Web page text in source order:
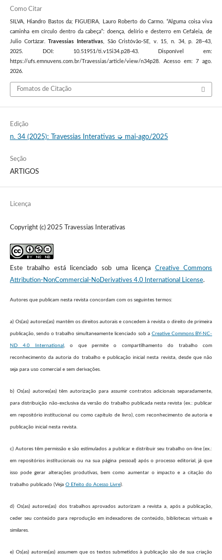
Como Citar
SILVA, Hiandro Bastos da; FIGUEIRA, Lauro Roberto do Carmo. “Alguma coisa viva
caminha em círculo dentro da cabeça”: doença, delírio e desterro em Cefaleia, de
Julio Cortázar.
Travessias Interativas, São Cristóvão-SE, v. 15, n. 34, p. 28–43,
2025. DOI: 10.51951/ti.v15i34.p28-43. Disponível em:
https://ufs.emnuvens.com.br/Travessias/article/view/n34p28. Acesso em: 7 ago.
2026.
Fomatos de Citação
Edição
n. 34 (2025): Travessias Interativas ➭ mai-ago/2025
Seção
ARTIGOS
Licença
Copyright (c) 2025 Travessias Interativas
Este trabalho está licenciado sob uma licença Creative Commons
Attribution-NonCommercial-NoDerivatives 4.0 International License.
Autores que publicam nesta revista concordam com os seguintes termos:
a) Os(as) autores(as) mantêm os direitos autorais e concedem à revista o direito de primeira
publicação, sendo o trabalho simultaneamente licenciado sob a Creative Commons BY-NC-
ND 4.0 International , o que permite o compartilhamento do trabalho com
reconhecimento da autoria do trabalho e publicação inicial nesta revista, desde que não
seja para uso comercial e sem derivações.
b) Os(as) autores(as) têm autorização para assumir contratos adicionais separadamente,
para distribuição não-exclusiva da versão do trabalho publicada nesta revista (ex.: publicar
em repositório institucional ou como capítulo de livro), com reconhecimento de autoria e
publicação inicial nesta revista.
c) Autores têm permissão e são estimulados a publicar e distribuir seu trabalho on-line (ex.:
em repositórios institucionais ou na sua página pessoal) após o processo editorial, já que
isso pode gerar alterações produtivas, bem como aumentar o impacto e a citação do
trabalho publicado (Veja O Efeito do Acesso Livre).
d) Os(as) autores(as) dos trabalhos aprovados autorizam a revista a, após a publicação,
ceder seu conteúdo para reprodução em indexadores de conteúdo, bibliotecas virtuais e
similares.
e) Os(as) autores(as) assumem que os textos submetidos à publicação são de sua criação